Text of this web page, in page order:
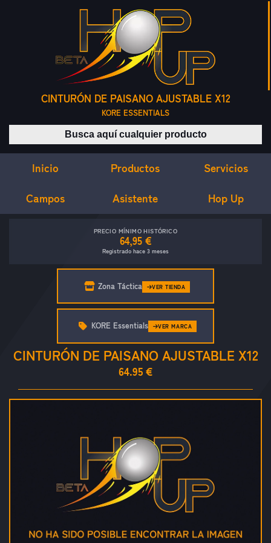
CINTURÓN DE PAISANO AJUSTABLE X12
KORE ESSENTIALS
Buscar productos
Inicio Productos Servicios
Campos Asistente Hop Up
PRECIO MÍNIMO HISTÓRICO
64,95 €
Registrado hace 3 meses
Zona Táctica VER TIENDA
CINTURÓN DE PAISANO AJUSTABLE X12
64.95 €
KORE Essentials VER MARCA